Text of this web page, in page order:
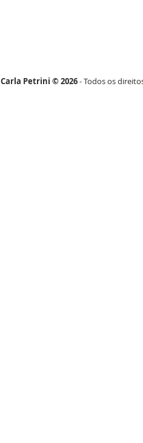
Carla Petrini © 2026- Todos os